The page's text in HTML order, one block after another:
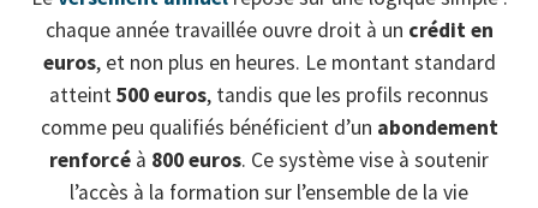
chaque année travaillée ouvre droit à un crédit en
euros, et non plus en heures. Le montant standard
atteint500 euros, tandis que les profils reconnus
comme peu qualifiés bénéficient d’un abondement
renforcé à 800 euros. Ce système vise à soutenir
l’accès à la formation sur l’ensemble de la vie